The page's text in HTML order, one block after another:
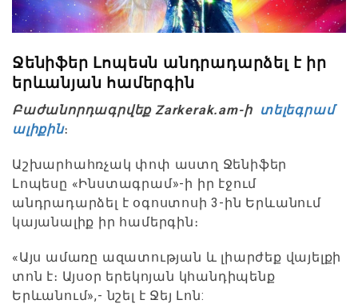
Ջենիֆեր Լոպեսն անդրադարձել է իր
երևանյան համերգին
Բաժանորդագրվեք Zarkerak.am-ի տելեգրամ
ալիքին։
Աշխարհահռչակ փոփ աստղ Ջենիֆեր
Լոպեսը «Ինստագրամ»-ի իր էջում
անդրադարձել է օգոստոսի 3-ին Երևանում
կայանալիք իր համերգին։
«Այս ամառը ազատության և լիարժեք վայելքի
տոն է։ Այսօր երեկոյան կհանդիպենք
Երևանում»,- նշել է Ջեյ Լոն: